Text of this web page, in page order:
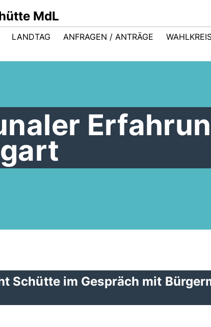
MdL
LANDTAG ANFRAGEN / ANTRÄGE
Schütte im Gespräch mit